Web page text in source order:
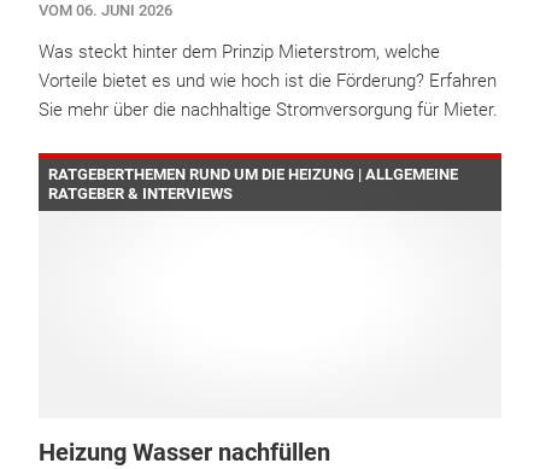
VOM 06. JUNI 2026
Was steckt hinter dem Prinzip Mieterstrom, welche
Vorteile bietet es und wie hoch ist die Förderung? Erfahren
Sie mehr über die nachhaltige Stromversorgung für Mieter.
RATGEBERTHEMEN RUND UM DIE HEIZUNG | ALLGEMEINE
RATGEBER & INTERVIEWS
Heizung Wasser nachfüllen